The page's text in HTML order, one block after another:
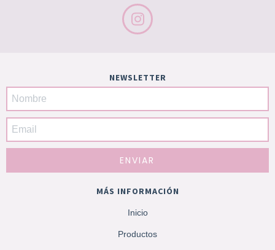
NEWSLETTER
MÁS INFORMACIÓN
Inicio
Productos